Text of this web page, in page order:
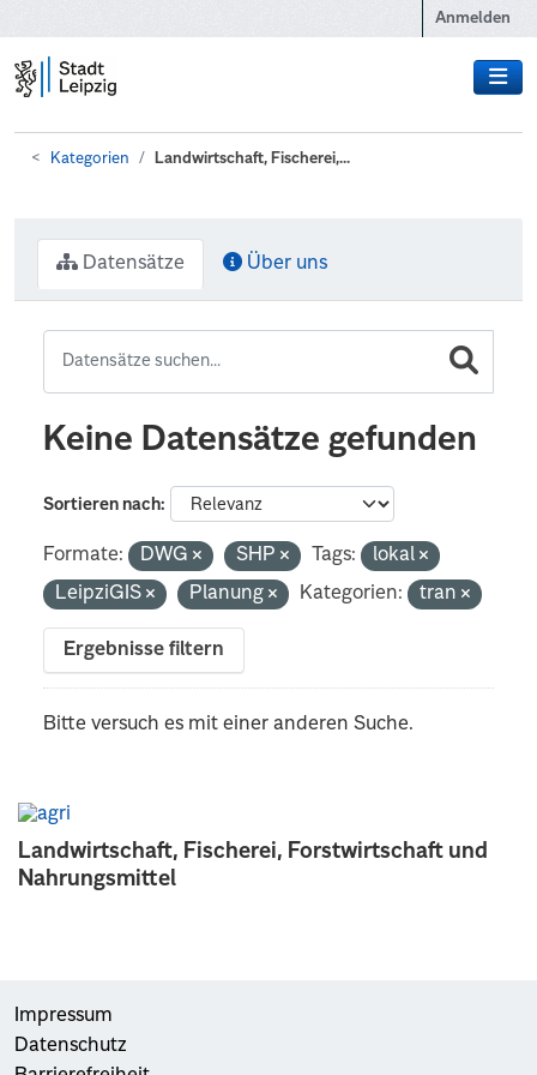
Anmelden
Kategorien Landwirtschaft, Fischerei,...
Landwirtschaft, Fischerei, Forstwirtschaft und
Nahrungsmittel
Datensätze Über uns
Keine Datensätze gefunden
Sortieren nach
Formate: DWG SHP Tags:
lokal
LeipziGIS
Planung Kategorien: tran
Ergebnisse filtern
Bitte versuch es mit einer anderen Suche.
Impressum
Datenschutz